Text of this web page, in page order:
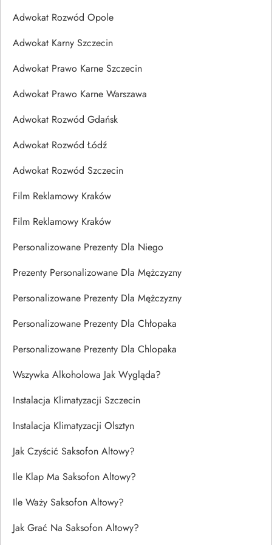
Adwokat Rozwód Opole
Adwokat Karny Szczecin
Adwokat Prawo Karne Szczecin
Adwokat Prawo Karne Warszawa
Adwokat Rozwód Gdańsk
Adwokat Rozwód Łódź
Adwokat Rozwód Szczecin
Film Reklamowy Kraków
Film Reklamowy Kraków
Personalizowane Prezenty Dla Niego
Prezenty Personalizowane Dla Mężczyzny
Personalizowane Prezenty Dla Mężczyzny
Personalizowane Prezenty Dla Chłopaka
Personalizowane Prezenty Dla Chlopaka
Wszywka Alkoholowa Jak Wygląda?
Instalacja Klimatyzacji Szczecin
Instalacja Klimatyzacji Olsztyn
Jak Czyścić Saksofon Altowy?
Ile Klap Ma Saksofon Altowy?
Ile Waży Saksofon Altowy?
Jak Grać Na Saksofon Altowy?